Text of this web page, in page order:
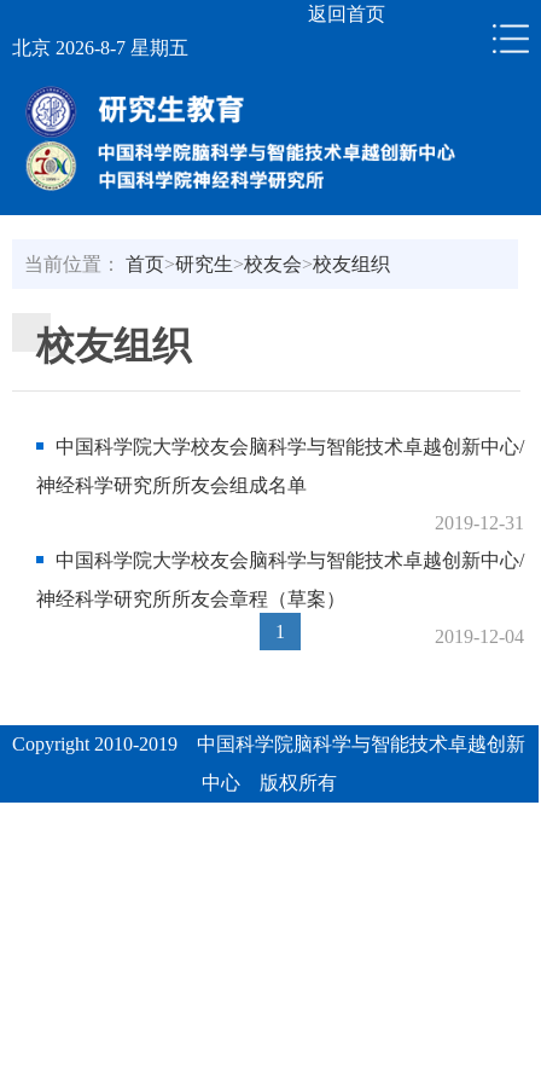
返回首页
北京 2026-8-7 星期五
当前位置： 首页>研究生>校友会>校友组织
校友组织
中国科学院大学校友会脑科学与智能技术卓越创新中心/
神经科学研究所所友会组成名单
2019-12-31
中国科学院大学校友会脑科学与智能技术卓越创新中心/
神经科学研究所所友会章程（草案）
2019-12-04
1
Copyright 2010-2019 中国科学院脑科学与智能技术卓越创新
中心 版权所有